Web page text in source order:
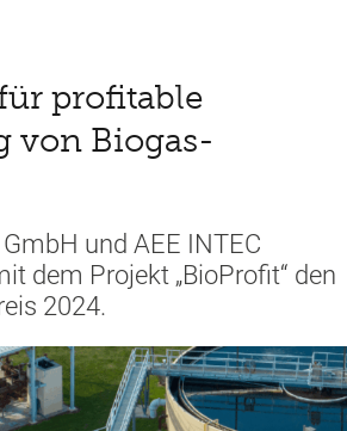
profitable
von Biogas-
und AEE INTEC
dem Projekt „BioProfit“ den
2024.